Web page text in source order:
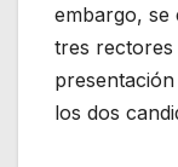
embargo, se
tres rectores
los dos